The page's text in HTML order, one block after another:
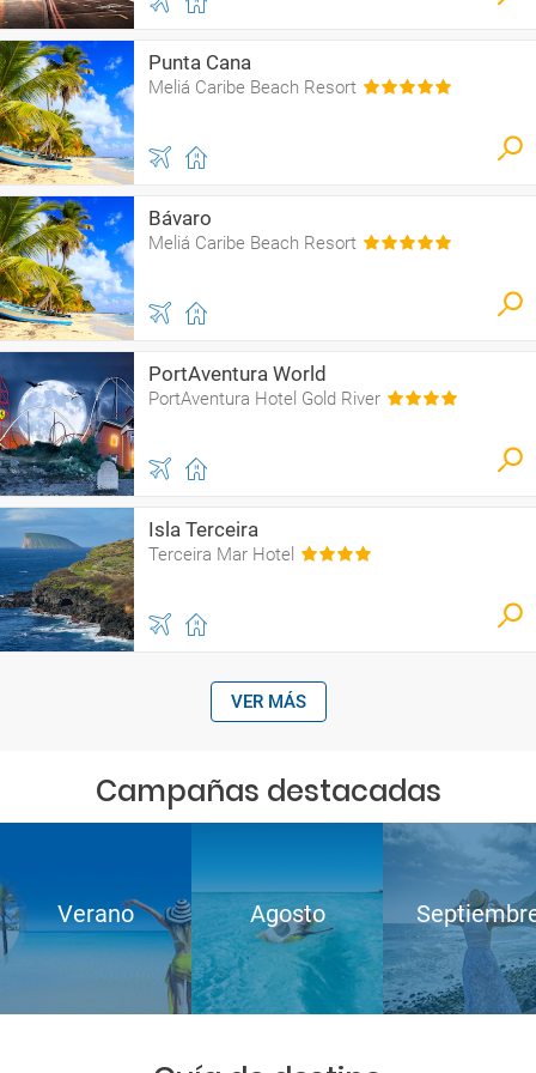
Punta Cana
Meliá Caribe Beach Resort
Bávaro
Meliá Caribe Beach Resort
PortAventura World
PortAventura Hotel Gold River
Isla Terceira
Terceira Mar Hotel
VER MÁS
Campañas destacadas
Verano Agosto